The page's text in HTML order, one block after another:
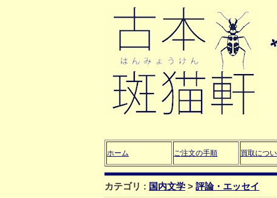
ホーム ご注文の手順 買取につ
カテゴリ : 国内文学 > 評論・エッセイ